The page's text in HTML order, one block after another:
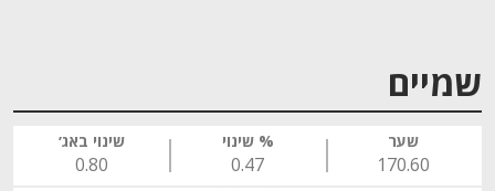
שמיים
שער
170.60
% שינוי
0.47
שינוי באג׳
0.80